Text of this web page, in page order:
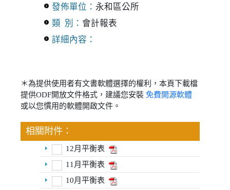
發佈單位： 永和區公所
類 別： 會計報表
詳細內容：
＊為提供使用者有文書軟體選擇的權利，本頁下載檔
提供ODF開放文件格式，建議您安裝 免費開源軟體
或以您慣用的軟體開啟文件。
相關附件：
12月平衡表
11月平衡表
10月平衡表